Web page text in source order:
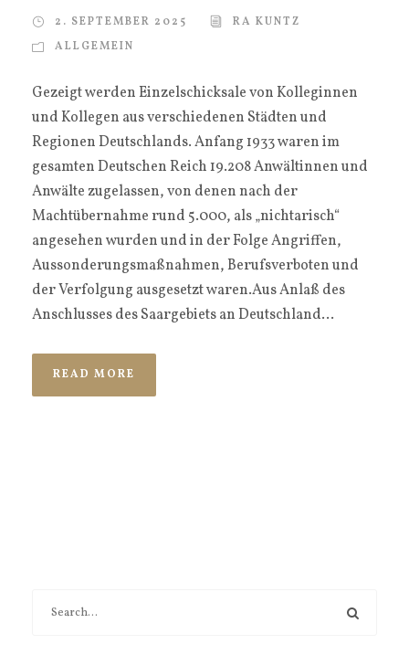
2. SEPTEMBER 2025
RA KUNTZ
ALLGEMEIN
Gezeigt werden Einzelschicksale von Kolleginnen
und Kollegen aus verschiedenen Städten und
Regionen Deutschlands. Anfang 1933 waren im
gesamten Deutschen Reich 19.208 Anwältinnen und
Anwälte zugelassen, von denen nach der
Machtübernahme rund 5.000, als „nichtarisch“
angesehen wurden und in der Folge Angriffen,
Aussonderungsmaßnahmen, Berufsverboten und
der Verfolgung ausgesetzt waren.Aus Anlaß des
Anschlusses des Saargebiets an Deutschland...
READ MORE